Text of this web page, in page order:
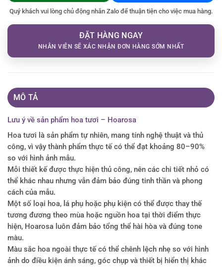
Quý khách vui lòng chủ động nhắn Zalo để thuận tiện cho việc mua hàng.
ĐẶT HÀNG NGAY
NHÂN VIÊN SẼ XÁC NHẬN ĐƠN HÀNG SỚM NHẤT
MÔ TẢ
Lưu ý về sản phẩm hoa tươi – Hoarosa
Hoa tươi là sản phẩm tự nhiên, mang tính nghệ thuật và thủ
công, vì vậy thành phẩm thực tế có thể đạt khoảng 80–90%
so với hình ảnh mẫu.
Mỗi thiết kế được thực hiện thủ công, nên các chi tiết nhỏ có
thể khác nhau nhưng vẫn đảm bảo đúng tinh thần và phong
cách của mẫu.
Một số loại hoa, lá phụ hoặc phụ kiện có thể được thay thế
tương đương theo mùa hoặc nguồn hoa tại thời điểm thực
hiện, Hoarosa luôn đảm bảo tổng thể hài hòa và đúng tone
màu.
Màu sắc hoa ngoài thực tế có thể chênh lệch nhẹ so với hình
ảnh do điều kiện ánh sáng, góc chụp và thiết bị hiển thị khác